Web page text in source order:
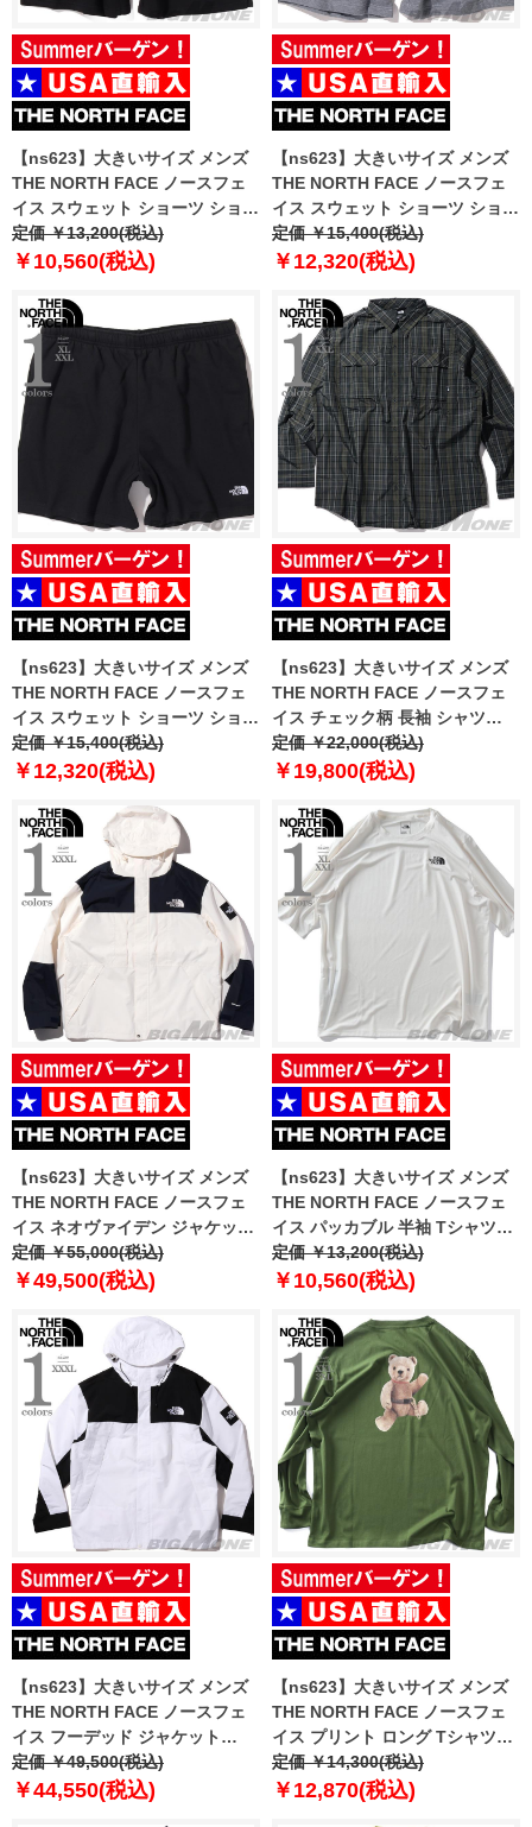
【ns623】大きいサイズ メンズ
THE NORTH FACE ノースフェ
イス スウェット ショーツ ショー
トパンツ ハーフパンツ USA直輸
入 nf0a86wd-ky4
定価 ￥13,200(税込)
￥10,560(税込)
【ns623】大きいサイズ メンズ
THE NORTH FACE ノースフェ
イス スウェット ショーツ ショー
トパンツ ハーフパンツ USA直輸
入 nf0a8cww-cqi
定価 ￥15,400(税込)
￥12,320(税込)
【ns623】大きいサイズ メンズ
THE NORTH FACE ノースフェ
イス スウェット ショーツ ショー
トパンツ ハーフパンツ USA直輸
入 nf0a8cww-jk3
定価 ￥15,400(税込)
￥12,320(税込)
【ns623】大きいサイズ メンズ
THE NORTH FACE ノースフェ
イス チェック柄 長袖 シャツ
USA直輸入 nf0a8bgk-97j
定価 ￥22,000(税込)
￥19,800(税込)
【ns623】大きいサイズ メンズ
THE NORTH FACE ノースフェ
イス ネオヴァイデン ジャケット
NEO VAIDEN JACKET USA直輸
入 nj2hq01j
定価 ￥55,000(税込)
￥49,500(税込)
【ns623】大きいサイズ メンズ
THE NORTH FACE ノースフェ
イス パッカブル 半袖 Tシャツ
PACKABLE SS TEE USA直輸入
nf0a883m-qli
定価 ￥13,200(税込)
￥10,560(税込)
【ns623】大きいサイズ メンズ
THE NORTH FACE ノースフェ
イス フーデッド ジャケット
MARTIS JACKET USA直輸入
nj3bq50k
定価 ￥49,500(税込)
￥44,550(税込)
【ns623】大きいサイズ メンズ
THE NORTH FACE ノースフェ
イス プリント ロング Tシャツ
USA直輸入 nf0a8f0j-bri
定価 ￥14,300(税込)
￥12,870(税込)